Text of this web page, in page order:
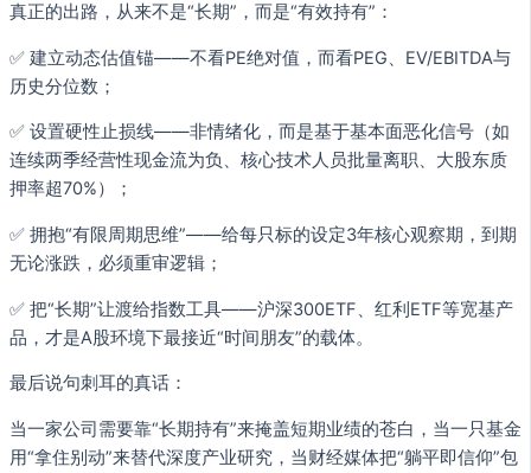
真正的出路，从来不是“长期”，而是“有效持有”：
✅ 建立动态估值锚——不看PE绝对值，而看PEG、EV/EBITDA与
历史分位数；
✅ 设置硬性止损线——非情绪化，而是基于基本面恶化信号（如
连续两季经营性现金流为负、核心技术人员批量离职、大股东质
押率超70%）；
✅ 拥抱“有限周期思维”——给每只标的设定3年核心观察期，到期
无论涨跌，必须重审逻辑；
✅ 把“长期”让渡给指数工具——沪深300ETF、红利ETF等宽基产
品，才是A股环境下最接近“时间朋友”的载体。
最后说句刺耳的真话：
当一家公司需要靠“长期持有”来掩盖短期业绩的苍白，当一只基金
用“拿住别动”来替代深度产业研究，当财经媒体把“躺平即信仰”包